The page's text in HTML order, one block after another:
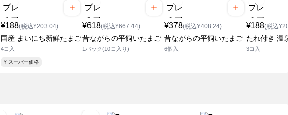
¥188(税込¥203.04)
国産 まいにち新鮮たまご
4コ入
¥ スーパー価格
¥618(税込¥667.44)
昔ながらの平飼いたまご
1パック(10コ入り)
¥378(税込¥408.24)
昔ながらの平飼いたまご
6個入
¥188(税込
たれ付き 温
3コ入